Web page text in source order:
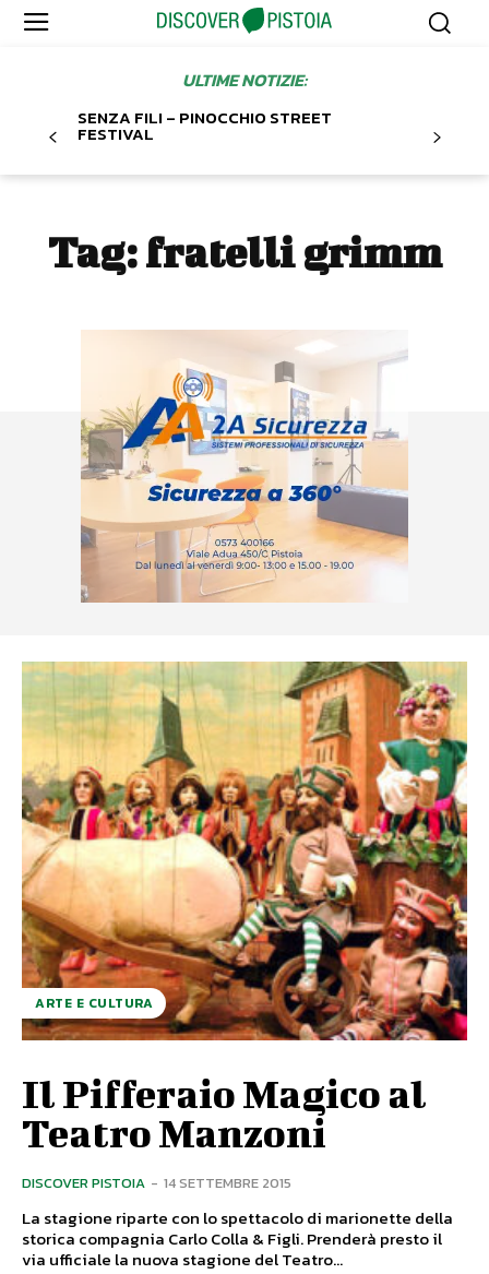
ULTIME NOTIZIE:
SENZA FILI – PINOCCHIO STREET
FESTIVAL
Tag:fratelli grimm
ARTE E CULTURA
Il Pifferaio Magico al
Teatro Manzoni
DISCOVER PISTOIA - 14 SETTEMBRE 2015
La stagione riparte con lo spettacolo di marionette della
storica compagnia Carlo Colla & Figli. Prenderà presto il
via ufficiale la nuova stagione del Teatro...